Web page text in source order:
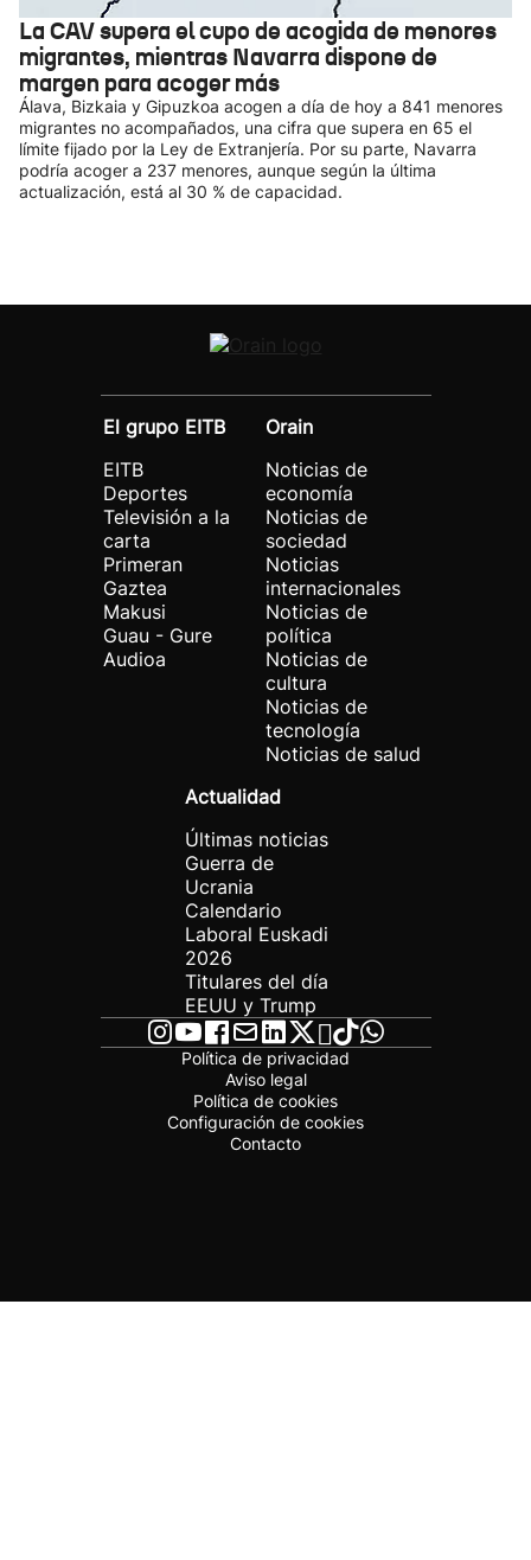
La CAV supera el cupo de acogida de menores
migrantes, mientras Navarra dispone de
margen para acoger más
Álava, Bizkaia y Gipuzkoa acogen a día de hoy a 841 menores
migrantes no acompañados, una cifra que supera en 65 el
límite fijado por la Ley de Extranjería. Por su parte, Navarra
podría acoger a 237 menores, aunque según la última
actualización, está al 30 % de capacidad.
El grupo EITB
EITB
Deportes
Televisión a la
carta
Primeran
Gaztea
Makusi
Guau - Gure
Audioa
Orain
Noticias de
economía
Noticias de
sociedad
Noticias
internacionales
Noticias de
política
Noticias de
cultura
Noticias de
tecnología
Noticias de salud
Actualidad
Últimas noticias
Guerra de
Ucrania
Calendario
Laboral Euskadi
2026
Titulares del día
EEUU y Trump
Política de privacidad
Aviso legal
Política de cookies
Configuración de cookies
Contacto